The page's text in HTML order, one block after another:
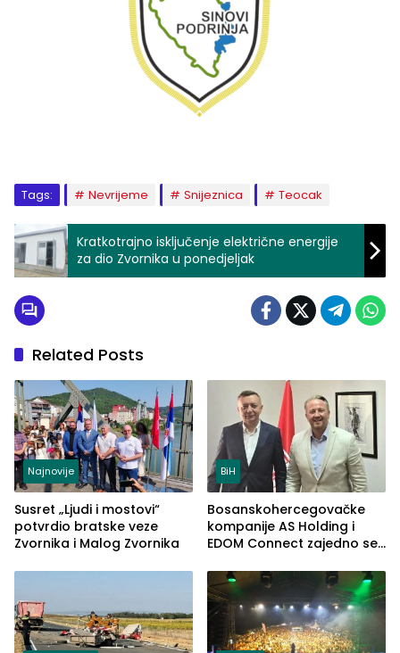
Tags: Nevrijeme Snijeznica Teocak
Kratkotrajno isključenje električne energije
za dio Zvornika u ponedjeljak
Related Posts
Najnovije
Susret „Ljudi i mostovi“
potvrdio bratske veze
Zvornika i Malog Zvornika
BiH
Bosanskohercegovačke
kompanije AS Holding i
EDOM Connect zajedno se